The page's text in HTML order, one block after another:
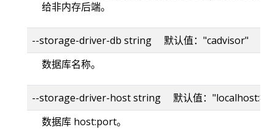
给非内存后端。
--storage-driver-db string 默认值："cadvisor"
数据库名称。
--storage-driver-host string 默认值：
数据库 host:port。